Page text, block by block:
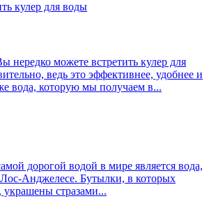
нередко можете встретить кулер для
ведь это эффективнее, удобнее и
вода, которую мы получаем в...
дорогой водой в мире является вода,
Лос-Анджелесе. Бутылки, в которых
украшены стразами...